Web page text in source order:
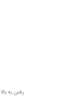
رفتن به بالا